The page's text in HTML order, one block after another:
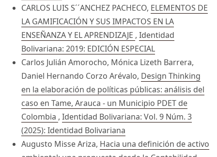
CARLOS LUIS S´´ANCHEZ PACHECO, ELEMENTOS DE
LA GAMIFICACIÓN Y SUS IMPACTOS EN LA
ENSEÑANZA Y EL APRENDIZAJE , Identidad
Bolivariana: 2019: EDICIÓN ESPECIAL
Carlos Julián Amorocho, Mónica Lizeth Barrera,
Daniel Hernando Corzo Arévalo, Design Thinking
en la elaboración de políticas públicas: análisis del
caso en Tame, Arauca - un Municipio PDET de
Colombia , Identidad Bolivariana: Vol. 9 Núm. 3
(2025): Identidad Bolivariana
Augusto Misse Ariza, Hacia una definición de activo